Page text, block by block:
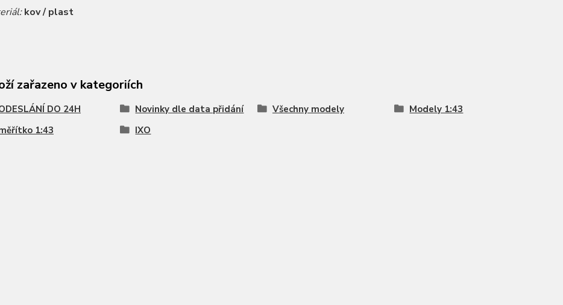
kov / plast
zařazeno v kategoriích
DO 24H Novinky dle data přidání Všechny modely
Modely 1:43
1:43
IXO